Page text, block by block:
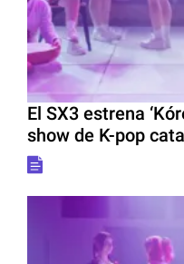
El SX3 estrena
show de K-pop